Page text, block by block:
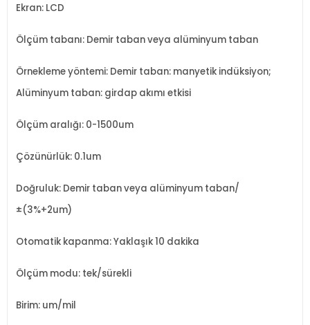
Ekran: LCD
Ölçüm tabanı: Demir taban veya alüminyum taban
Örnekleme yöntemi: Demir taban: manyetik indüksiyon;
Alüminyum taban: girdap akımı etkisi
Ölçüm aralığı: 0-1500um
Çözünürlük: 0.1um
Doğruluk: Demir taban veya alüminyum taban/
±(3%+2um)
Otomatik kapanma: Yaklaşık 10 dakika
Ölçüm modu: tek/sürekli
Birim: um/mil